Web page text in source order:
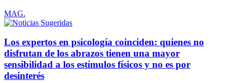
MAG.
Los expertos en psicología coinciden: quienes no
disfrutan de los abrazos tienen una mayor
sensibilidad a los estímulos físicos y no es por
desinterés